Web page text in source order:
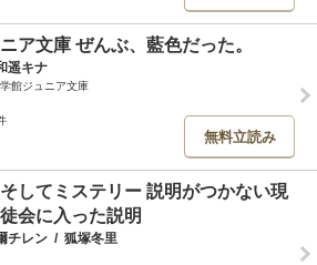
ア文庫 ぜんぶ、藍色だった。
遥キナ
館ジュニア文庫
無料立読み
してミステリー 説明がつかない現
会に入った説明
チレン / 狐塚冬里